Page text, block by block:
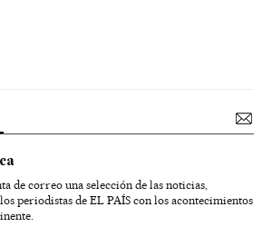
de correo una selección de las noticias,
periodistas de EL PAÍS con los acontecimientos